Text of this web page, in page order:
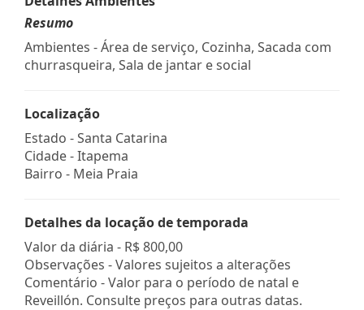
Resumo
Ambientes - Área de serviço, Cozinha, Sacada com
churrasqueira, Sala de jantar e social
Localização
Estado -Santa Catarina
Cidade -Itapema
Bairro - Meia Praia
Detalhes da locação de temporada
Valor da diária - R$ 800,00
Observações - Valores sujeitos a alterações
Comentário - Valor para o período de natal e
Reveillón. Consulte preços para outras datas.